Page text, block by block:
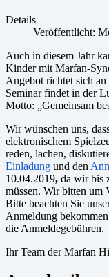
Details
Veröffentlicht:
Auch in diesem Jahr
Kinder mit Marfan-
Angebot richtet sich
Seminar findet in der
Motto: „Gemeinsam
Wir wünschen uns,
elektronischem
reden, lachen,
Einladung und den
10.04.2019, da wir bis
müssen. Wir bitten um
Bitte beachten Sie
Anmeldung
die Anmeldegebühren.
Ihr Team der Marfan